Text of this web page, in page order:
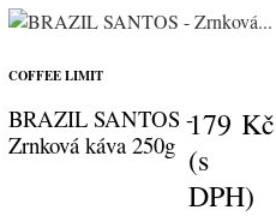
COFFEE LIMIT
BRAZIL SANTOS -
Zrnková káva 250g
179 Kč
(s
DPH)